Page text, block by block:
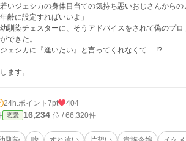
いジェシカの身体目当ての気持ち悪いおじさんからの
齢に設定すればいいよ」
馴染チェスターに、そうアドバイスをされて偽のプ
できた。
ェシカに『逢いたい』と言ってくれなくて….!?
ます。
24h.ポイント 7pt 404
恋愛 16,234 位 / 66,320件